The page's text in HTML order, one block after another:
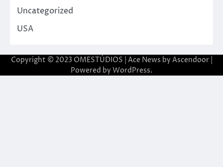
Uncategorized
USA
Copyright © 2023 OMESTÚDIOS | Ace News by Ascendoor|
Powered by WordPress.